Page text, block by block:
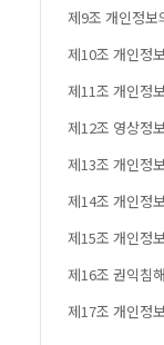
제9조 개인정보
제10조 개인정
제11조 개인정
제12조 영상정
제13조 개인정
제14조 개인정
제15조 개인정
제16조 권익침
제17조 개인정